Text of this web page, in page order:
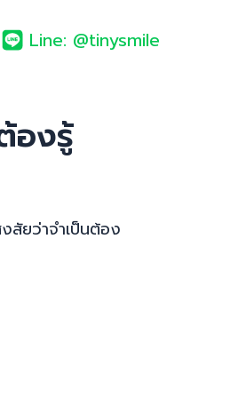
Line: @tinysmile
องรู้
สัยว่าจำเป็นต้อง